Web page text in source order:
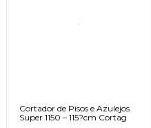
Cortador de Pisos e Azulejos
Super 1150 – 115?cm Cortag